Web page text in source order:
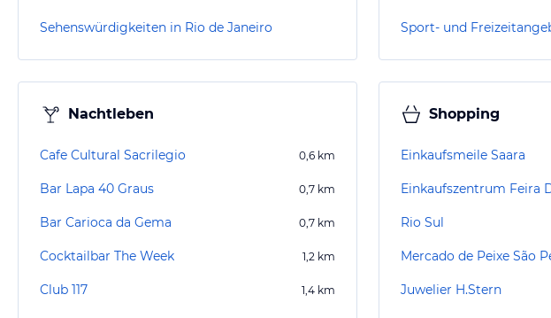
Sehenswürdigkeiten in Rio de Janeiro Sport- und
Nachtleben
Cafe Cultural Sacrilegio 0,6 km
Bar Lapa 40 Graus 0,7 km
Bar Carioca da Gema 0,7 km
Cocktailbar The Week 1,2 km
Club 117 1,4 km
Shopping
Einkaufsmeile Saara
Einkaufszentrum Feira
Rio Sul
Mercado de Peixe São
Juwelier H.Stern